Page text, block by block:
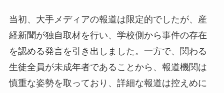
当初、大手メディアの報道は限定的でしたが、産
経新聞が独自取材を行い、学校側から事件の存在
を認める発言を引き出しました。一方で、関わる
生徒全員が未成年者であることから、報道機関は
慎重な姿勢を取っており、詳細な報道は控えめに